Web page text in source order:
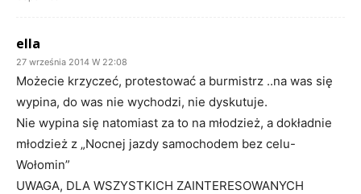
ella
27 września 2014 W 22:08
Możecie krzyczeć, protestować a burmistrz ..na was się
wypina, do was nie wychodzi, nie dyskutuje.
Nie wypina się natomiast za to na młodzież, a dokładnie
młodzież z „Nocnej jazdy samochodem bez celu-
Wołomin”
UWAGA, DLA WSZYSTKICH ZAINTERESOWANYCH